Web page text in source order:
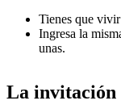
Tienes que
Ingresa la
unas.
La invitación